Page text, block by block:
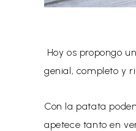
Hoy os propongo
genial, completo y
Con la patata
apetece tanto en